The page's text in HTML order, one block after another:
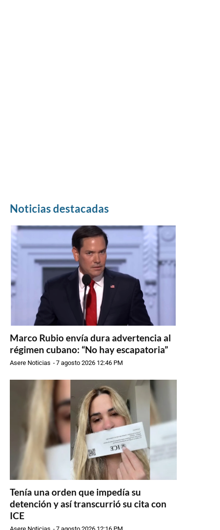
Noticias destacadas
Marco Rubio envía dura advertencia al
régimen cubano: “No hay escapatoria”
Asere Noticias -7 agosto 2026 12:46 PM
Tenía una orden que impedía su
detención y así transcurrió su cita con
ICE